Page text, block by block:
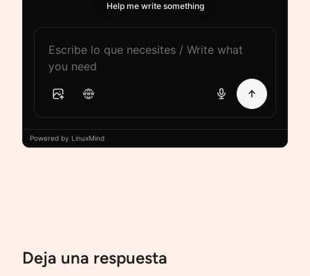
Help me write something
Powered by LinuxMind
Deja una respuesta